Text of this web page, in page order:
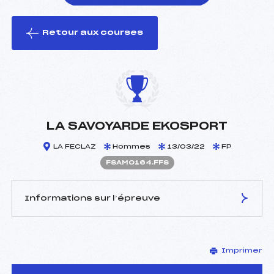
le ski
Retour aux courses
LA SAVOYARDE EKOSPORT
LA FECLAZ Hommes 13/03/22 FP
FSAM0164.FFS
Informations sur l’épreuve
ROUSTAIN JEAN PAUL
(SA)
Imprimer